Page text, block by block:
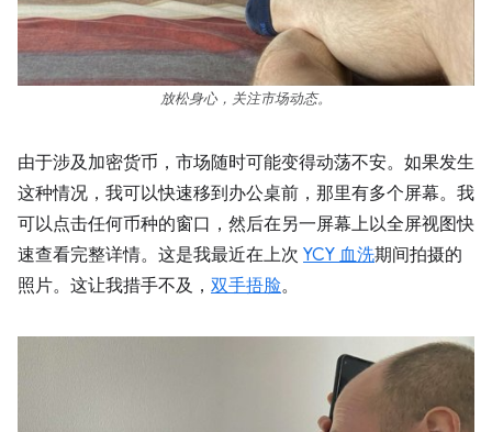
放松身心，关注市场动态。
由于涉及加密货币，市场随时可能变得动荡不安。如果发生
这种情况，我可以快速移到办公桌前，那里有多个屏幕。我
可以点击任何币种的窗口，然后在另一屏幕上以全屏视图快
速查看完整详情。这是我最近在上次 YCY 血洗期间拍摄的
照片。这让我措手不及， 双手捂脸。